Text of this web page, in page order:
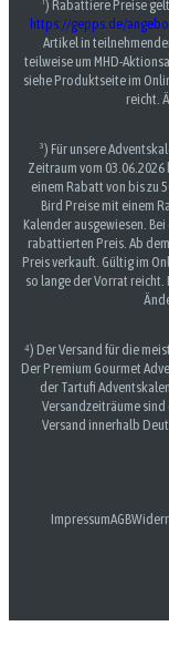
¹) Rabattiere Preise
https://gepps.de/
Artikel in
teilweise um MHD-
siehe Produktseite im
reicht.
³) Für unsere
Zeitraum vom 03.06.2026
einem Rabatt von bis zu
Bird Preise mit einem
Kalender ausgewiesen.
rabattierten Preis. Ab
Preis verkauft. Gültig im
so lange der Vorrat
⁴) Der Versand für die
Der Premium Gourmet
der Tartufi
Versandzeiträume
Versand innerhalb
ImpressumAGB